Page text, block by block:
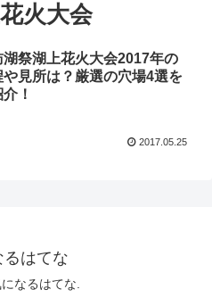
火大会
湖祭湖上花火大会2017年の
や見所は？厳選の穴場4選を
！
2017.05.25
るはてな
なるはてな.